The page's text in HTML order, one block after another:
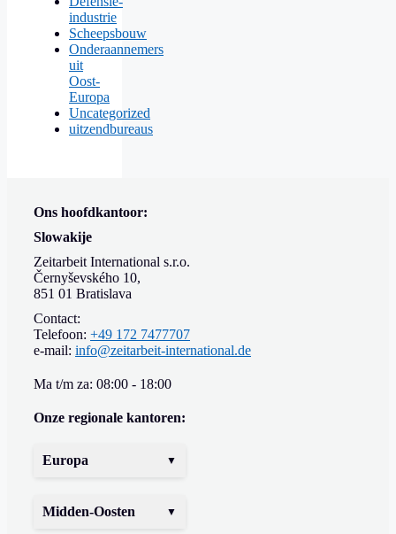
industrie
Scheepsbouw
Onderaannemers
uit
Oost-
Europa
Uncategorized
uitzendbureaus
Ons hoofdkantoor:
Slowakije
Zeitarbeit International s.r.o.
Černyševského 10,
851 01 Bratislava
Contact:
Telefoon: +49 172 7477707
e-mail: info@zeitarbeit-international.de
Ma t/m za: 08:00 - 18:00
Onze regionale kantoren:
Europa
Midden-Oosten